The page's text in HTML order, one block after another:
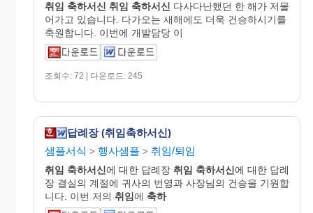
취임 축하서신 취임 축하서신 다사다난했던 한 해가 저물
어가고 있습니다. 다가오는 새해에도 더욱 건승하시기를
축원합니다. 이번에 개발담당 이
조회수: 72 | 다운로드: 245
답례장 (취임축하서신)
샘플서식 > 행사샘플 > 취임/퇴임
취임 축하서신에 대한 답례장 취임 축하서신에 대한 답례
장 결실의 계절에 귀사의 번영과 사장님의 건승을 기원합
니다. 이번 저의 취임에 축하